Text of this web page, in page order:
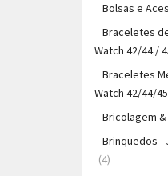
Bolsas e
Braceletes
Watch 42/44 /
Braceletes
Watch 42/44/
Bricolagem
Brinquedos -
(4)